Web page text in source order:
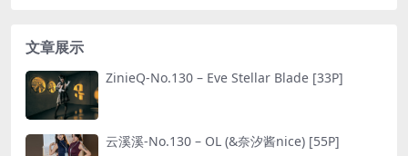
文章展示
ZinieQ-No.130 – Eve Stellar Blade [33P]
云溪溪-No.130 – OL (&奈汐酱nice) [55P]